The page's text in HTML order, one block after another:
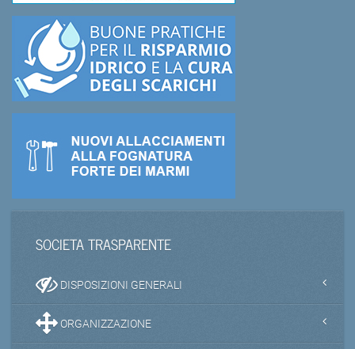
SOCIETA TRASPARENTE
DISPOSIZIONI GENERALI
ORGANIZZAZIONE